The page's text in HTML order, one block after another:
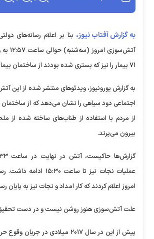
به گزارش آفتاب نیوز، بنا بر اعلام رسانه‌های
۷۱ بیمار را نیز که بستری شده بودند از ساختمان بیمارستان خارج کردند.
به گزارش یورونیوز، ویدئوهای منتشر شده از این
اجتماعی دود سیاهی را نشان می‌دهد که از
از مردم با استفاده از طناب‌های ساخته شده از
بیرون می‌پرند.
عملیات نجات نیز تا ساعت
امروز اعلام کردند که کار امداد و نجات نیز به
علت آتش‌سوزی هنوز روشن نیست و در دست
پیش از این در سال ۲۰۱۷ میلادی در